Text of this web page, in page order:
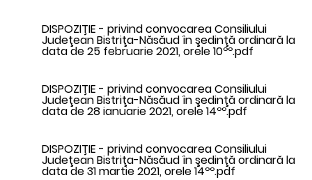
DISPOZIŢIE - privind convocarea Consiliului
Judeţean Bistriţa-Năsăud în şedinţă ordinară la
data de 25 februarie 2021, orele 10ºº.pdf
DISPOZIŢIE - privind convocarea Consiliului
Judeţean Bistriţa-Năsăud în şedinţă ordinară la
data de 28 ianuarie 2021, orele 14ºº.pdf
DISPOZIŢIE - privind convocarea Consiliului
Judeţean Bistriţa-Năsăud în şedinţă ordinară la
data de 31 martie 2021, orele 14ºº.pdf